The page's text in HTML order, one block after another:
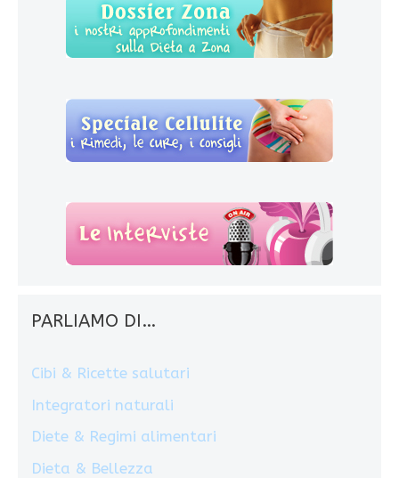
PARLIAMO DI…
Cibi & Ricette salutari
Integratori naturali
Diete & Regimi alimentari
Dieta & Bellezza